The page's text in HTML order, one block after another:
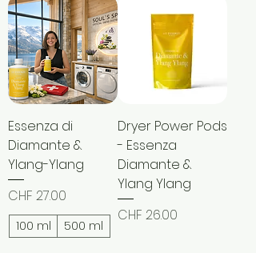
Essenza di
Diamante &
Ylang-Ylang
Price
CHF 27.00
100 ml 500 ml
Dryer Power Pods
- Essenza
Diamante &
Ylang Ylang
Price
CHF 26.00